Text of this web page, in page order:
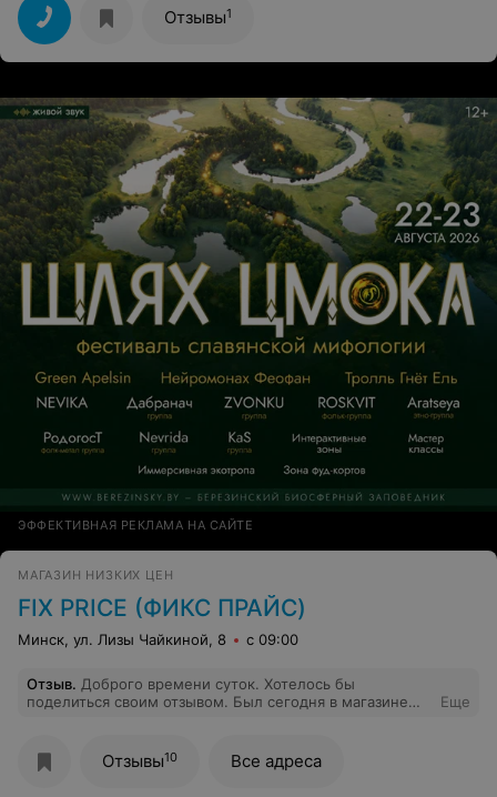
Отзывы1
ЭФФЕКТИВНАЯ РЕКЛАМА НА САЙТЕ
МАГАЗИН НИЗКИХ ЦЕН
FIX PRICE (ФИКС ПРАЙС)
Минск, ул. Лизы Чайкиной, 8 с 09:00
Отзыв. Доброго времени суток. Хотелось бы
поделиться своим отзывом. Был сегодня в магазине
чистки одежды. Заявленная цена было 2.80. Пробив
покупки на кассе, в чеке увидели сумму 3.50.
Еще
Отзывы10 Все адреса